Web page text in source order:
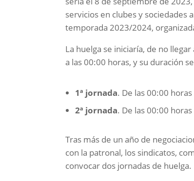
servicios en clubes y sociedades
temporada 2023/2024,
La huelga se iniciaría, de no
a las 00:00 horas, y su duración
1ª jornada. De las 00:00
2ª jornada. De las 00:00
Tras más de un año de
con la patronal, los sindicatos,
convocar dos jornadas de huelga.